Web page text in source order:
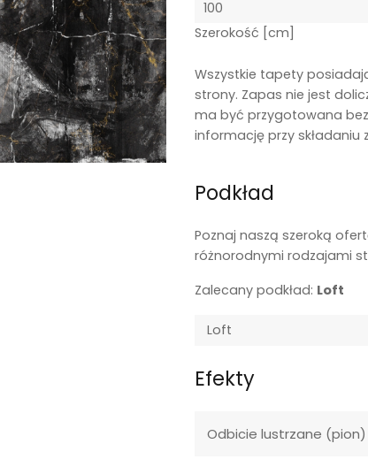
Szerokość [cm]
Wszystkie tapety
strony. Zapas nie jest
ma być przygotowana
informację przy składaniu
Podkład
Poznaj naszą szeroką
różnorodnymi rodzajami
Zalecany podkład: Loft
Efekty
Odbicie lustrzane (pion)